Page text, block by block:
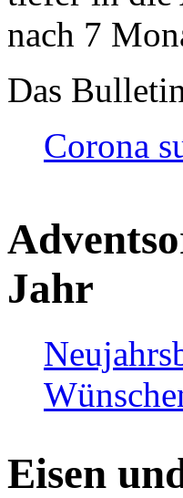
nach 7
Das
Corona
Jahr
Eisen